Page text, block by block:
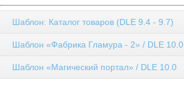
Шаблон: Каталог товаров (DLE 9.4 - 9.7)
Шаблон «Фабрика Гламура - 2» / DLE 10.0
Шаблон «Магический портал» / DLE 10.0